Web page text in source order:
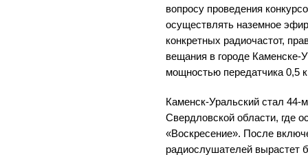
вопросу проведения
осуществлять наземное
конкретных радиочастот,
вещания в городе Каменске-
мощностью передатчика 0,5
Каменск-Уральский стал
Свердловской области, где
«Воскресение». После
радиослушателей вырастет